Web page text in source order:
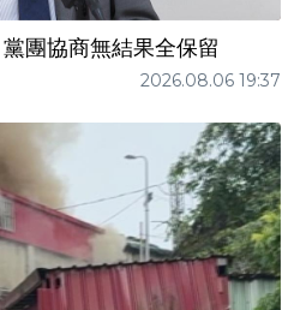
團協商無結果全保留
2026.08.06 19:37